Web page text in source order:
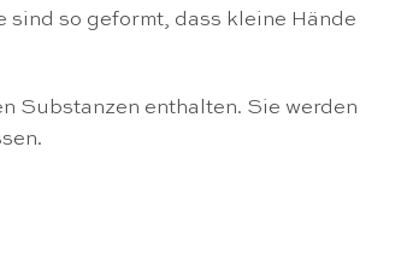
sind so geformt, dass kleine Hände
Substanzen enthalten. Sie werden